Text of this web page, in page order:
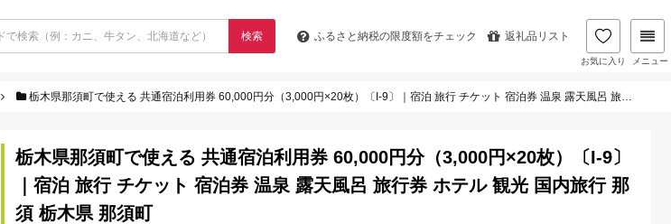
検索 ふるさと納税の限度額をチェック 返礼品リスト
お気に入り メニュー
栃木県那須町で使える 共通宿泊利用券 60,000円分（3,000円×20枚）〔I-9〕｜宿泊 旅行 チケット 宿泊券 温泉 露天風呂 旅行券 ホテル 観光 国内旅行 那須 栃木県 那須町
栃木県那須町で使える 共通宿泊利用券 60,000円分（3,000円×20枚）〔I-9〕
｜宿泊 旅行 チケット 宿泊券 温泉 露天風呂 旅行券 ホテル 観光 国内旅行 那
須 栃木県 那須町